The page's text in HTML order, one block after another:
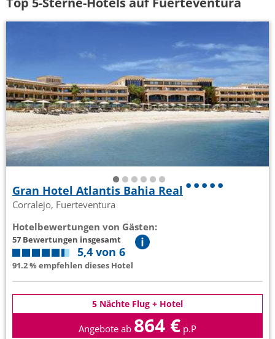
Gran Hotel Atlantis Bahia Real
Corralejo, Fuerteventura
Hotelbewertungen von Gästen:
57 Bewertungen insgesamt
5,4 von 6
91.2 % empfehlen dieses Hotel
5 Nächte Flug + Hotel
Angebote ab 864 € p.P